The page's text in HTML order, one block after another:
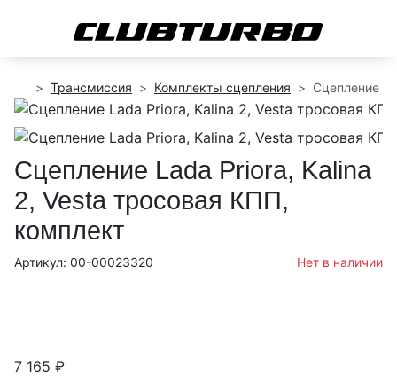
Трансмиссия Комплекты сцепления Сцепление
Сцепление Lada Priora, Kalina
2, Vesta тросовая КПП,
комплект
Артикул: 00-00023320 Нет в наличии
7 165 ₽